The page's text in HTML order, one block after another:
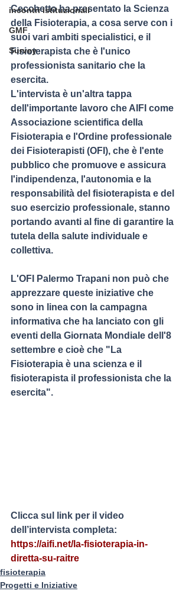
incontri istituzionali
GMF
Survey
Cecchetto ha presentato la Scienza
della Fisioterapia, a cosa serve con i
suoi vari ambiti specialistici, e il
Fisioterapista che è l'unico
professionista sanitario che la
esercita.
L'intervista è un'altra tappa
dell'importante lavoro che AIFI come
Associazione scientifica della
Fisioterapia e l'Ordine professionale
dei Fisioterapisti (OFI), che è l'ente
pubblico che promuove e assicura
l'indipendenza, l'autonomia e la
responsabilità del fisioterapista e del
suo esercizio professionale, stanno
portando avanti al fine di garantire la
tutela della salute individuale e
collettiva.
L'OFI Palermo Trapani non può che
apprezzare queste iniziative che
sono in linea con la campagna
informativa che ha lanciato con gli
eventi della Giornata Mondiale dell'8
settembre e cioè che "La
Fisioterapia è una scienza e il
fisioterapista il professionista che la
esercita".
Clicca sul link per il video
dell’intervista completa:
https://aifi.net/la-fisioterapia-in-
diretta-su-raitre
fisioterapia
Progetti e Iniziative